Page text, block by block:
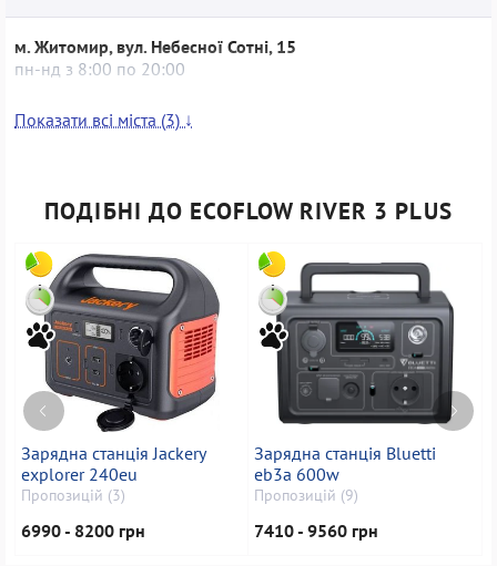
м. Житомир, вул. Небесної Сотні, 15
пн-нд з 8:00 по 20:00
Кропивницький
м. Кропивницький, вул. Соборна, 3
Показати всі міста (3) ↓
ПОДІБНІ ДО ECOFLOW RIVER 3 PLUS
Зарядна станція Jackery
explorer 240eu
Пропозицій (3)
6990 - 8200 грн
Зарядна станція Bluetti
eb3a 600w
Пропозицій (9)
7410 - 9560 грн